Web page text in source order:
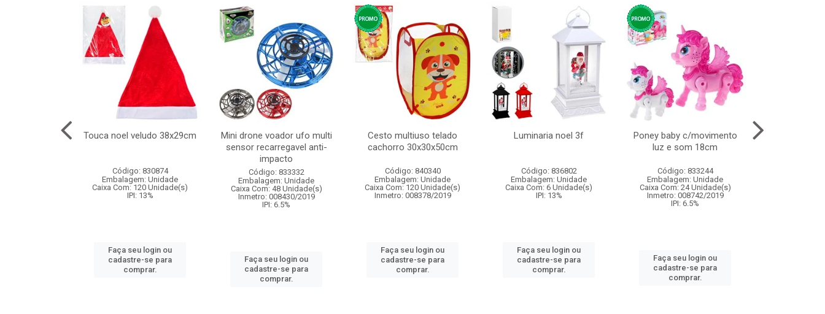
Touca noel veludo 38x29cm
Código: 830874
Embalagem: Unidade
Caixa Com: 120 Unidade(s)
IPI: 13%
Faça seu login ou
cadastre-se para
comprar.
Mini drone voador ufo multi
sensor recarregavel anti-
impacto
Código: 833332
Embalagem: Unidade
Caixa Com: 48 Unidade(s)
Inmetro: 008430/2019
IPI: 6.5%
Faça seu login ou
cadastre-se para
comprar.
Cesto multiuso telado
cachorro 30x30x50cm
Código: 840340
Embalagem: Unidade
Caixa Com: 120 Unidade(s)
Inmetro: 008378/2019
Faça seu login ou
cadastre-se para
comprar.
Luminaria noel 3f
Código: 836802
Embalagem: Unidade
Caixa Com: 6 Unidade(s)
IPI: 13%
Faça seu login ou
cadastre-se para
comprar.
Poney baby c/movimento
luz e som 18cm
Código: 833244
Embalagem: Unidade
Caixa Com: 24 Unidade(s)
Inmetro: 008742/2019
IPI: 6.5%
Faça seu login ou
cadastre-se para
comprar.